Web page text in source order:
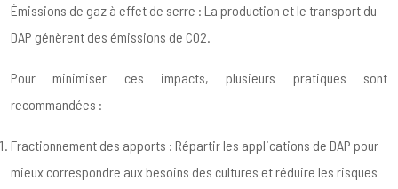
Émissions de gaz à effet de serre : La production et le transport du
DAP génèrent des émissions de CO2.
Pour minimiser ces impacts, plusieurs pratiques sont
recommandées :
Fractionnement des apports : Répartir les applications de DAP pour
mieux correspondre aux besoins des cultures et réduire les risques